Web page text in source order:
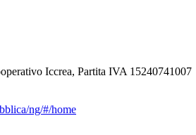
Iccrea, Partita IVA 15240741007
ng/#/home